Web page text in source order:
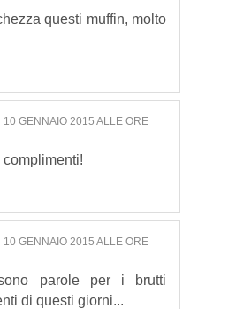
questi muffin, molto
10 GENNAIO 2015 ALLE ORE
10 GENNAIO 2015 ALLE ORE
parole per i brutti
di questi giorni...